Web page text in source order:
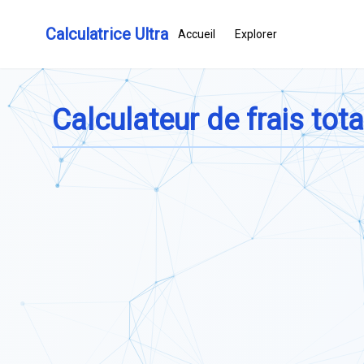
Calculatrice Ultra Accueil Explorer
Calculateur de frais